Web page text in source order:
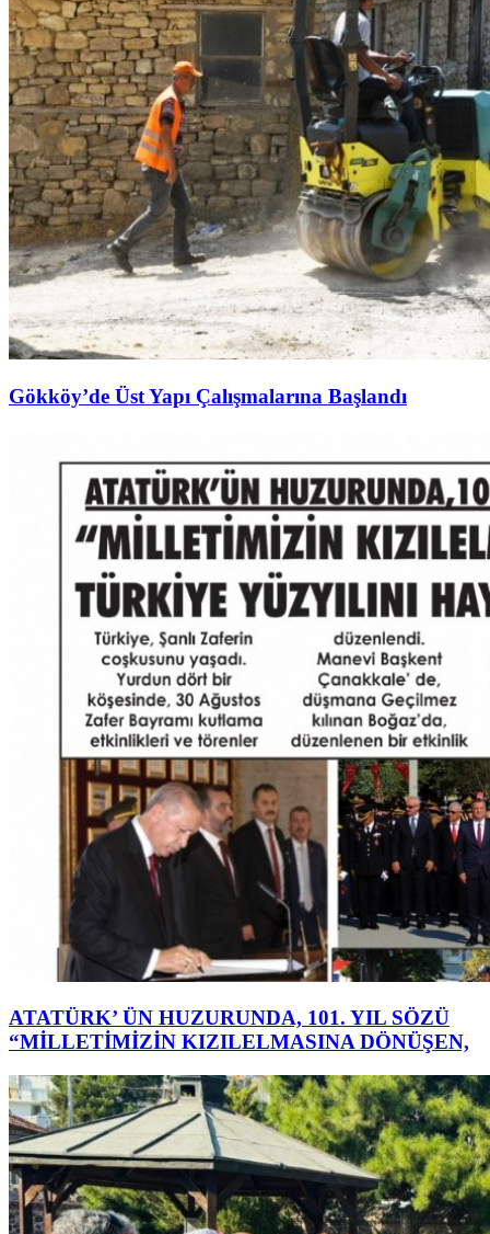
Gökköy’de Üst Yapı Çalışmalarına Başlandı
ATATÜRK’ ÜN HUZURUNDA, 101. YIL SÖZÜ
“MİLLETİMİZİN KIZILELMASINA DÖNÜŞEN,